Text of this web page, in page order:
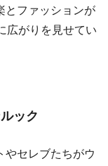
とファッションが
広がりを見せてい
ック
セレブたちがウ